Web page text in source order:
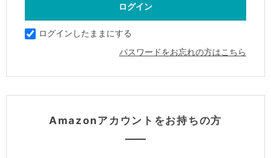
ログインしたままにする
パスワードをお忘れの方はこちら
Amazonアカウントをお持ちの方